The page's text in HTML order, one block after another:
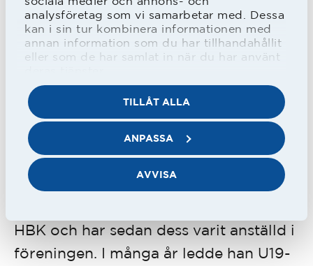
analysföretag som vi samarbetar med. Dessa
kan i sin tur kombinera informationen med
annan information som du har tillhandahållit
eller som de har samlat in när du har använt
TILLÅT ALLA
ANPASSA
AVVISA
för att i matchen efteråt spela från
start mot Malmö FF.
Inför 1987 skrev Nordström på för
Varbergs BoIS men snart blev det spel
för Ränneslövs GIF igen under många
år.
HBK och har sedan dess varit anställd i
föreningen. I många år ledde han U19-